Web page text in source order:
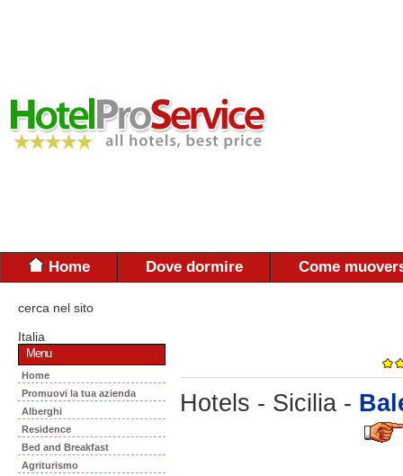
Home Dove dormire Come
cerca nel sito
Italia
Menu
Home
Promuovi la tua azienda
Alberghi
Residence
Bed and Breakfast
Agriturismo
Hotels - Sicilia -